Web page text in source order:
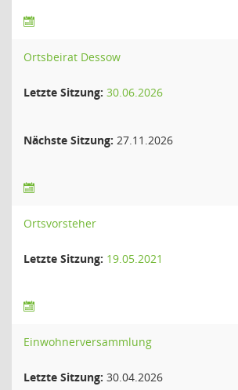
Ortsbeirat Dessow
Letzte Sitzung: 30.06.2026
Nächste Sitzung: 27.11.2026
Ortsvorsteher
Letzte Sitzung: 19.05.2021
Einwohnerversammlung
Letzte Sitzung: 30.04.2026